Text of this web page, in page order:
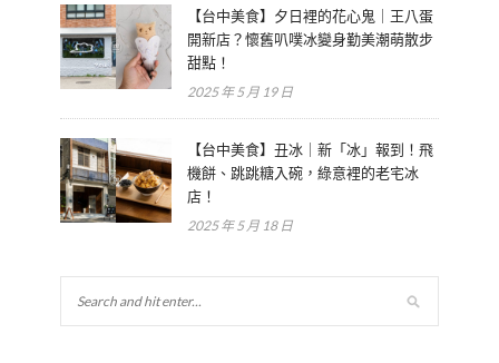
【台中美食】夕日裡的花心鬼｜王八蛋
開新店？懷舊叭噗冰變身勤美潮萌散步
甜點！
2025 年 5 月 19 日
【台中美食】丑冰｜新「冰」報到！飛
機餅、跳跳糖入碗，綠意裡的老宅冰
店！
2025 年 5 月 18 日